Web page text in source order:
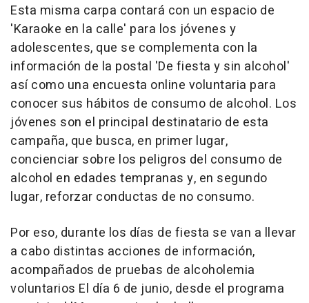
Esta misma carpa contará con un espacio de
'Karaoke en la calle' para los jóvenes y
adolescentes, que se complementa con la
información de la postal 'De fiesta y sin alcohol'
así como una encuesta online voluntaria para
conocer sus hábitos de consumo de alcohol. Los
jóvenes son el principal destinatario de esta
campaña, que busca, en primer lugar,
concienciar sobre los peligros del consumo de
alcohol en edades tempranas y, en segundo
lugar, reforzar conductas de no consumo.
Por eso, durante los días de fiesta se van a llevar
a cabo distintas acciones de información,
acompañados de pruebas de alcoholemia
voluntarios El día 6 de junio, desde el programa